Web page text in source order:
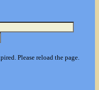
Please reload the page.